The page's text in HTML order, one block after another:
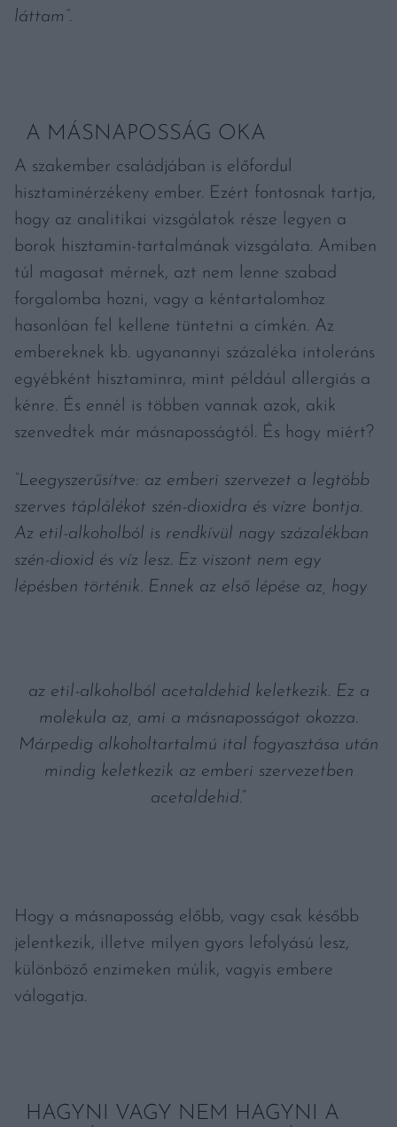
láttam”.
A MÁSNAPOSSÁG OKA
A szakember családjában is előfordul
hisztaminérzékeny ember. Ezért fontosnak tartja,
hogy az analitikai vizsgálatok része legyen a
borok hisztamin-tartalmának vizsgálata. Amiben
túl magasat mérnek, azt nem lenne szabad
forgalomba hozni, vagy a kéntartalomhoz
hasonlóan fel kellene tüntetni a címkén. Az
embereknek kb. ugyanannyi százaléka intoleráns
egyébként hisztaminra, mint például allergiás a
kénre. És ennél is többen vannak azok, akik
szenvedtek már másnaposságtól. És hogy miért?
“Leegyszerűsítve: az emberi szervezet a legtöbb
szerves táplálékot szén-dioxidra és vízre bontja.
Az etil-alkoholból is rendkívül nagy százalékban
szén-dioxid és víz lesz. Ez viszont nem egy
lépésben történik. Ennek az első lépése az, hogy
az etil-alkoholból acetaldehid keletkezik. Ez a
molekula az, ami a másnaposságot okozza.
Márpedig alkoholtartalmú ital fogyasztása után
mindig keletkezik az emberi szervezetben
acetaldehid.“
Hogy a másnaposság előbb, vagy csak később
jelentkezik, illetve milyen gyors lefolyású lesz,
különböző enzimeken múlik, vagyis embere
válogatja.
HAGYNI VAGY NEM HAGYNI A